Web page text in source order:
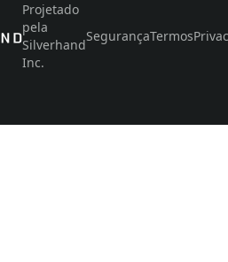
Projetado
pela
Silverhand
Inc.
SegurançaTermos